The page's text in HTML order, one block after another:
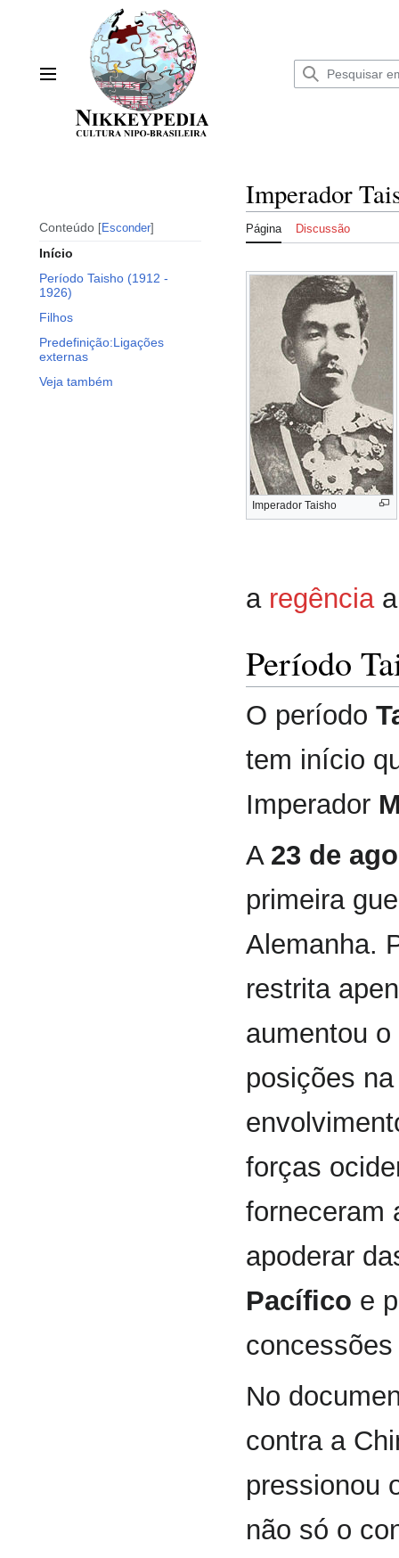
Menu principal
Conteúdo Esconder
Início
Período Taisho (1912 -
1926)
Filhos
Predefinição:Ligações
externas
Veja também
Imperador
Página Discussão
Imperador Taisho
a regênciaa
Período
O período
tem início
Imperador
A 23 de
primeira
Alemanha.
restrita
aumentou
posições
forças
forneceram
apoderar
Pacífico e
No
contra a
pressionou
não só o